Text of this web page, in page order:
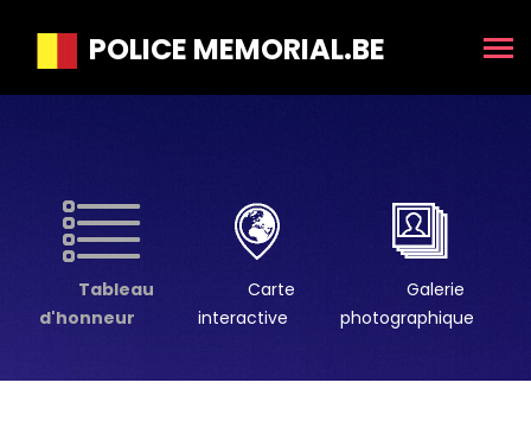
POLICE MEMORIAL.BE
Tableau
d'honneur
Carte
interactive
Galerie
photographique